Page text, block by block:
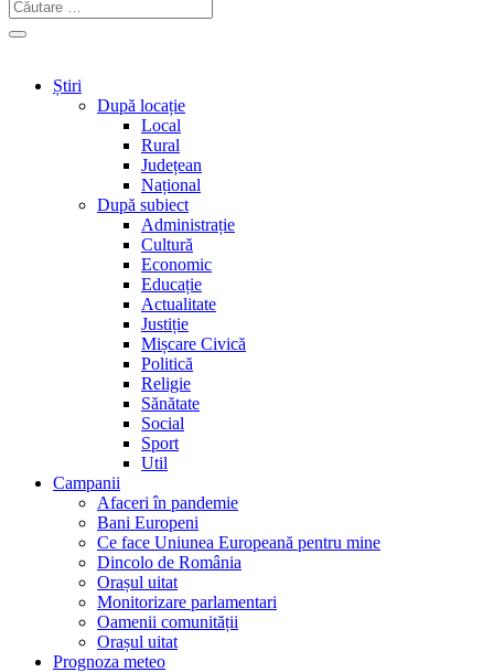
Știri
După locație
Local
Rural
Județean
Național
După subiect
Administrație
Cultură
Economic
Educație
Actualitate
Justiție
Mișcare Civică
Politică
Religie
Sănătate
Social
Sport
Util
Campanii
Afaceri în pandemie
Bani Europeni
Ce face Uniunea Europeană pentru mine
Dincolo de România
Orașul uitat
Monitorizare parlamentari
Oamenii comunității
Orașul uitat
Prognoza meteo